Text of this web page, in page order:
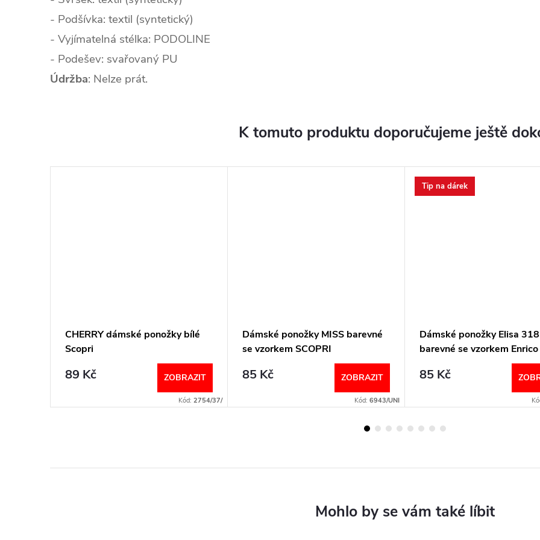
- Podšívka: textil (syntetický)
- Vyjímatelná stélka: PODOLINE
- Podešev: svařovaný PU
Údržba: Nelze prát.
K tomuto produktu doporučujeme ještě
CHERRY dámské ponožky bílé
Scopri
89 Kč ZOBRAZIT
Kód: 2754/37/
Dámské ponožky MISS barevné
se vzorkem SCOPRI
85 Kč ZOBRAZIT
Kód: 6943/UNI
Tip na dárek
Dámské ponožky Elisa 318
barevné se vzorkem Enrico
85 Kč